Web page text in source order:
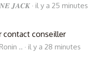
𝑱𝑨𝑪𝑲 il y a 25 minutes
contact conseiller
..
il y a 28 minutes